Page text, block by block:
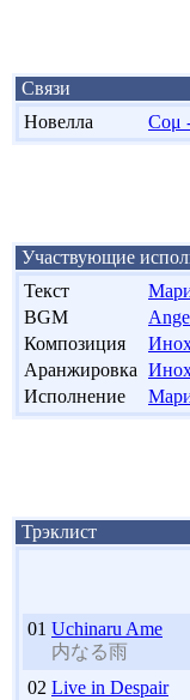
Связи
Новелла
Coμ
Участвующие
Текст
BGM
Композиция
Аранжировка
Исполнение
Трэклист
01 Uchinaru Ame
内なる雨
02 Live in Despair